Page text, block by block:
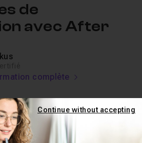
de
avec After
complète